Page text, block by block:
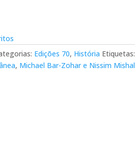
Edições 70, História Etiquetas:
, Michael Bar-Zohar e Nissim Mishal